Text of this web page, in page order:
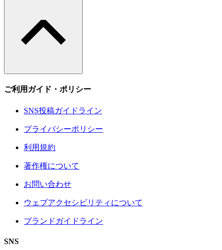
ご利用ガイド・ポリシー
SNS投稿ガイドライン
プライバシーポリシー
利用規約
著作権について
お問い合わせ
ウェブアクセシビリティについて
ブランドガイドライン
SNS